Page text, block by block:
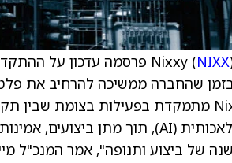
NIXX
) פרסמה עדכון על
בזמן שהחברה ממשיכה להרחיב
של ביצוע ותנופה", אמר המנכ"ל